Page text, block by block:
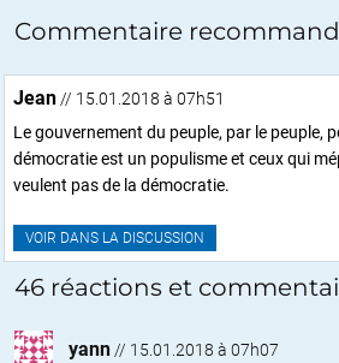
Commentaire
Jean// 15.01.2018 à 07h51
Le gouvernement du peuple, par le peuple,
démocratie est un populisme et ceux qui
veulent pas de la démocratie.
VOIR DANS LA DISCUSSION
46 réactions et
yann// 15.01.2018 à 07h07